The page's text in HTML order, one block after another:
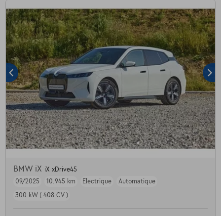
BMW iX iX xDrive45
09/2025
10.945 km Electrique
Automatique
300 kW ( 408 CV )